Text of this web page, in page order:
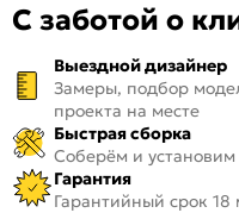
С заботой о
Выездной дизайнер
Замеры, подбор
проекта на месте
Быстрая сборка
Соберём и
Гарантия
Гарантийный срок 18